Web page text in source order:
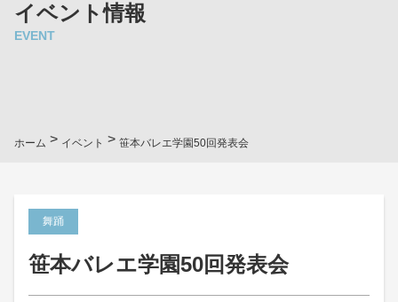
イベント情報
EVENT
ホーム > イベント > 笹本バレエ学園50回発表会
舞踊
笹本バレエ学園50回発表会